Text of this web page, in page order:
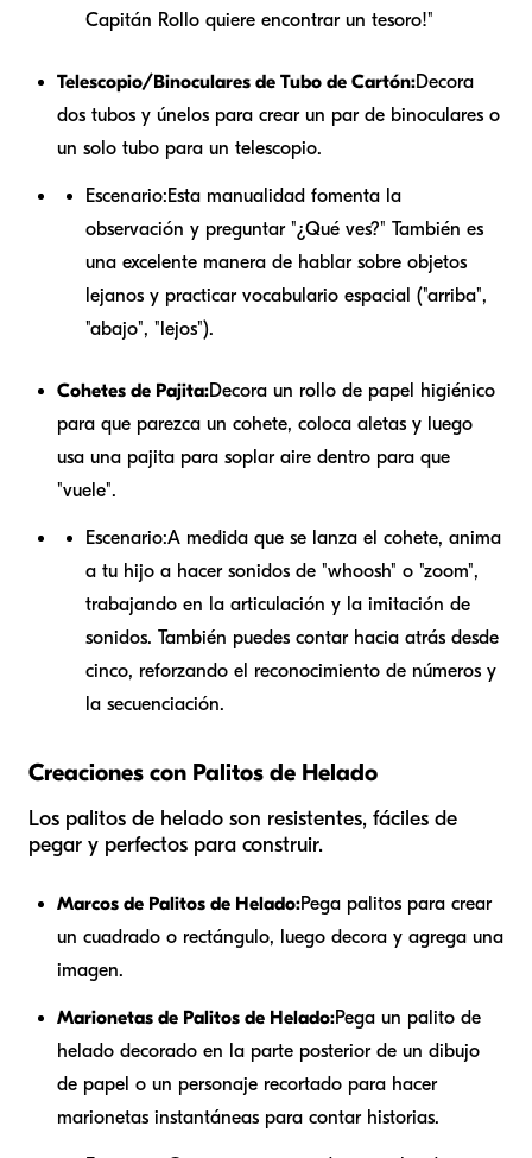
Capitán Rollo quiere encontrar un tesoro!"
Telescopio/Binoculares de Tubo de Cartón:Decora
dos tubos y únelos para crear un par de binoculares o
un solo tubo para un telescopio.
Escenario:Esta manualidad fomenta la
observación y preguntar "¿Qué ves?" También es
una excelente manera de hablar sobre objetos
lejanos y practicar vocabulario espacial ("arriba",
"abajo", "lejos").
Cohetes de Pajita:Decora un rollo de papel higiénico
para que parezca un cohete, coloca aletas y luego
usa una pajita para soplar aire dentro para que
"vuele".
Escenario:A medida que se lanza el cohete, anima
a tu hijo a hacer sonidos de "whoosh" o "zoom",
trabajando en la articulación y la imitación de
sonidos. También puedes contar hacia atrás desde
cinco, reforzando el reconocimiento de números y
la secuenciación.
Creaciones con Palitos de Helado
Los palitos de helado son resistentes, fáciles de
pegar y perfectos para construir.
Marcos de Palitos de Helado:Pega palitos para crear
un cuadrado o rectángulo, luego decora y agrega una
imagen.
Marionetas de Palitos de Helado:Pega un palito de
helado decorado en la parte posterior de un dibujo
de papel o un personaje recortado para hacer
marionetas instantáneas para contar historias.